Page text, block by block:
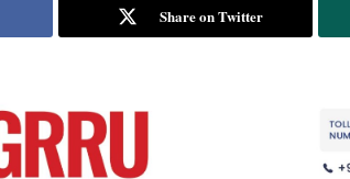
Share on Twitter